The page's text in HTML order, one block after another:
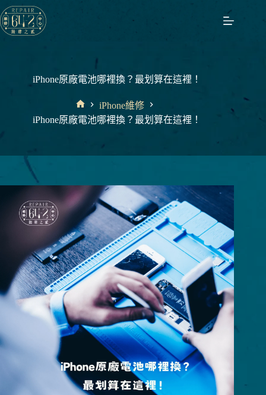
跳
至
主
iPhone原廠電池哪裡換？最划算在這裡！
首
iPhone維修
iPhone原廠電池哪裡換？最划算在這裡！